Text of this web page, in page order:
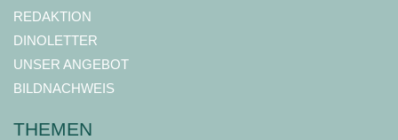
REDAKTION
DINOLETTER
UNSER ANGEBOT
BILDNACHWEIS
THEMEN